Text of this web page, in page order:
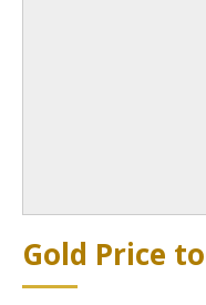
Gold Price